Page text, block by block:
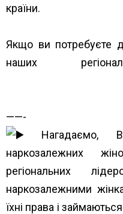
країни.
Якщо ви потребуєте
наших
——-
Нагадаємо,
наркозалежних
регіональних
наркозалежними
їхні права і